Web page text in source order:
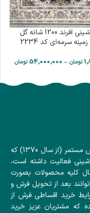
فرش ماشینی افرند 1200 شانه گل
سرمه‌ای کد 2234
تومان–
54,000,000 تومان
مجموعه فرش افرند به پشتوانه‌ی سال‌ها تلاش مستمر (از سال 1370) که
فعالیت داشته است،
کلیه محصولات بصورت
بعد از تحویل فرش و
خرید اقساطی فرش از
که مشتریان عزیز خرید